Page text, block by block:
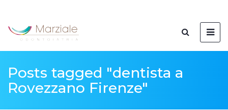
Posts tagged "dentista a
Rovezzano Firenze"